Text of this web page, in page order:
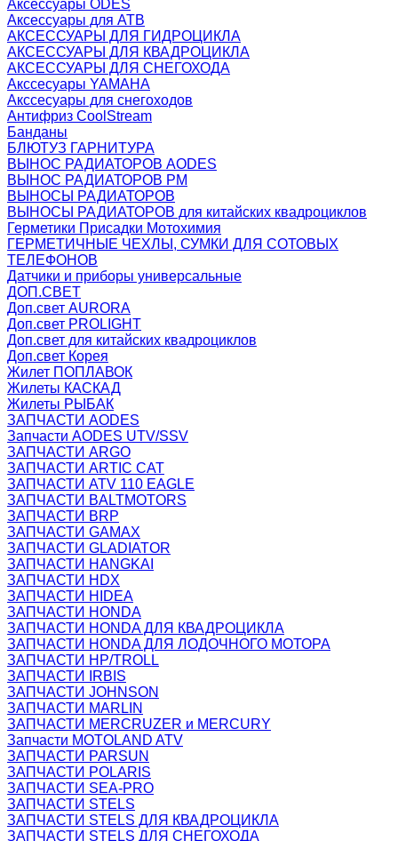
Аксессуары ODES
Аксессуары для АТВ
АКСЕССУАРЫ ДЛЯ ГИДРОЦИКЛА
АКСЕССУАРЫ ДЛЯ КВАДРОЦИКЛА
АКСЕССУАРЫ ДЛЯ СНЕГОХОДА
Акссесуары YAMAHA
Акссесуары для снегоходов
Антифриз CoolStream
Банданы
БЛЮТУЗ ГАРНИТУРА
ВЫНОС РАДИАТОРОВ AODES
ВЫНОС РАДИАТОРОВ РМ
ВЫНОСЫ РАДИАТОРОВ
ВЫНОСЫ РАДИАТОРОВ для китайских квадроциклов
Герметики Присадки Мотохимия
ГЕРМЕТИЧНЫЕ ЧЕХЛЫ, СУМКИ ДЛЯ СОТОВЫХ
ТЕЛЕФОНОВ
Датчики и приборы универсальные
ДОП.СВЕТ
Доп.свет AURORA
Доп.свет PROLIGHT
Доп.свет для китайских квадроциклов
Доп.свет Корея
Жилет ПОПЛАВОК
Жилеты КАСКАД
Жилеты РЫБАК
ЗАПЧАСТИ AODES
Запчасти AODES UTV/SSV
ЗАПЧАСТИ ARGO
ЗАПЧАСТИ ARTIC CAT
ЗАПЧАСТИ ATV 110 EAGLE
ЗАПЧАСТИ BALTMOTORS
ЗАПЧАСТИ BRP
ЗАПЧАСТИ GAMAX
ЗАПЧАСТИ GLADIATOR
ЗАПЧАСТИ HANGKAI
ЗАПЧАСТИ HDX
ЗАПЧАСТИ HIDEA
ЗАПЧАСТИ HONDA
ЗАПЧАСТИ HONDA ДЛЯ КВАДРОЦИКЛА
ЗАПЧАСТИ HONDA ДЛЯ ЛОДОЧНОГО МОТОРА
ЗАПЧАСТИ HP/TROLL
ЗАПЧАСТИ IRBIS
ЗАПЧАСТИ JOHNSON
ЗАПЧАСТИ MARLIN
ЗАПЧАСТИ MERCRUZER и MERCURY
Запчасти MOTOLAND ATV
ЗАПЧАСТИ PARSUN
ЗАПЧАСТИ POLARIS
ЗАПЧАСТИ SEA-PRO
ЗАПЧАСТИ STELS
ЗАПЧАСТИ STELS ДЛЯ КВАДРОЦИКЛА
ЗАПЧАСТИ STELS ДЛЯ СНЕГОХОДА